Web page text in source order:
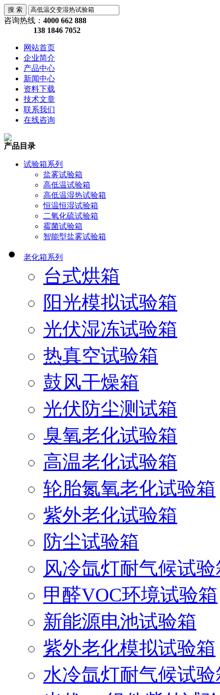
咨询热线： 4000 662 888
138 1846 7052
网站首页
企业简介
产品中心
新闻中心
资料下载
技术文章
联系我们
在线咨询
产品目录
试验箱系列
盐雾试验箱
高低温试验箱
高低温湿热试验箱
恒温恒湿试验箱
二氧化硫试验箱
霉菌试验箱
智能型盐雾试验箱
老化箱系列
台式烘箱
阳光模拟试验箱
光伏湿冻试验箱
热真空试验箱
鼓风干燥箱
光伏防尘测试箱
臭氧老化试验箱
高温老化试验箱
轮胎氮氧老化试验箱
紫外老化试验箱
防尘试验箱
风冷氙灯耐气候试
甲醛VOC环境试验箱
新能源电池试验箱
紫外老化模拟试验箱
水冷氙灯耐气候试验